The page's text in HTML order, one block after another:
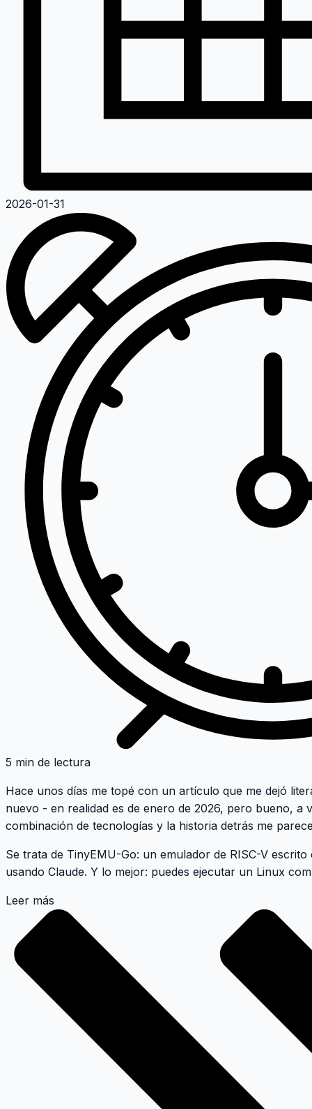
2026-01-31
5 min de lectura
Hace unos días me topé con un artículo que me dejó
nuevo - en realidad es de enero de 2026, pero bueno, a
combinación de tecnologías y la historia detrás me
Se trata de TinyEMU-Go: un emulador de RISC-V
usando Claude. Y lo mejor: puedes ejecutar un Linux
Leer más